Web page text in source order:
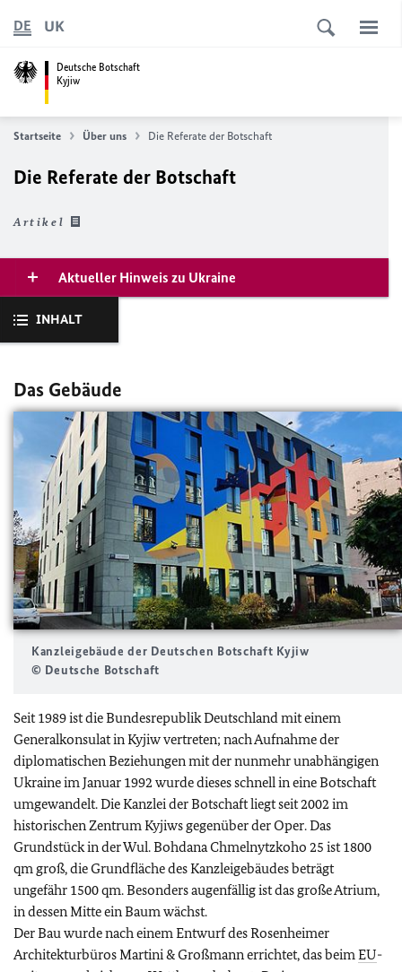
Deutsche Botschaft
Kyjiw
DE UK
Startseite Über uns Die Referate der Botschaft
Die Referate der Botschaft
Artikel
Aktueller Hinweis zu Ukraine
INHALT
Das Gebäude
Kanzleigebäude der Deutschen Botschaft Kyjiw
© Deutsche Botschaft
Seit 1989 ist die Bundesrepublik Deutschland mit einem
Generalkonsulat in Kyjiw vertreten; nach Aufnahme der
diplomatischen Beziehungen mit der nunmehr unabhängigen
Ukraine im Januar 1992 wurde dieses schnell in eine Botschaft
umgewandelt. Die Kanzlei der Botschaft liegt seit 2002 im
historischen Zentrum Kyjiws gegenüber der Oper. Das
Grundstück in der Wul. Bohdana Chmelnytzkoho 25 ist 1800
qm groß, die Grundfläche des Kanzleigebäudes beträgt
ungefähr 1500 qm. Besonders augenfällig ist das große Atrium,
in dessen Mitte ein Baum wächst.
Der Bau wurde nach einem Entwurf des Rosenheimer
Architekturbüros Martini & Großmann errichtet, das beimEU-